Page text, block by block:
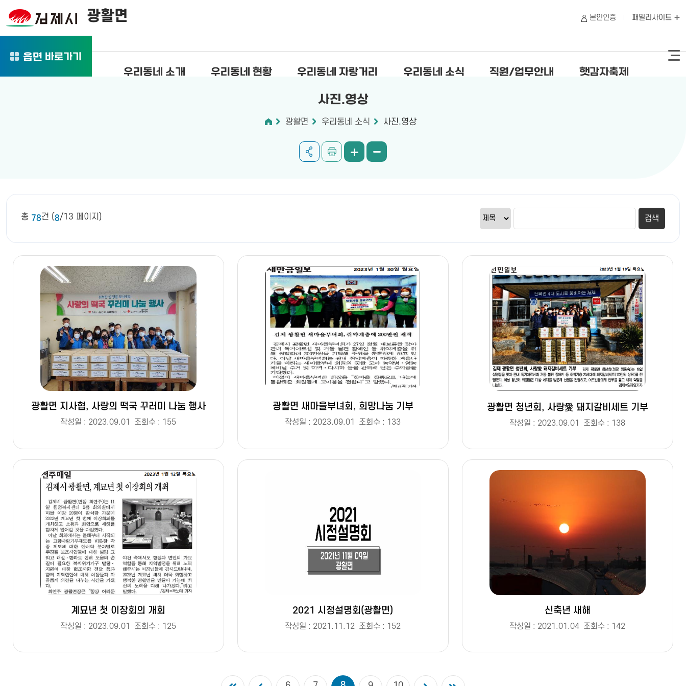
광활면
우리동네 소개 우리동네 현황 우리동네 자랑거리 우리동네 소식 직원/업무안내 햇감자축제
읍면 바로가기
본인인증 패밀리사이트
사진.영상
광활면 우리동네 소식 사진.영상
총 78건 (8/13 페이지)
광활면 지사협, 사랑의 떡국 꾸러미 나눔 행사
작성일 : 2023.09.01 조회수 : 155
광활면 새마을부녀회, 희망나눔 기부
작성일 : 2023.09.01 조회수 : 133
광활면 청년회, 사랑愛 돼지갈비세트 기부
작성일 : 2023.09.01 조회수 : 138
계묘년 첫 이장회의 개회
작성일 : 2023.09.01 조회수 : 125
2021 시정설명회(광활면)
작성일 : 2021.11.12 조회수 : 152
신축년 새해
작성일 : 2021.01.04 조회수 : 142